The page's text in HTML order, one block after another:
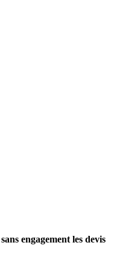
sans engagement les devis